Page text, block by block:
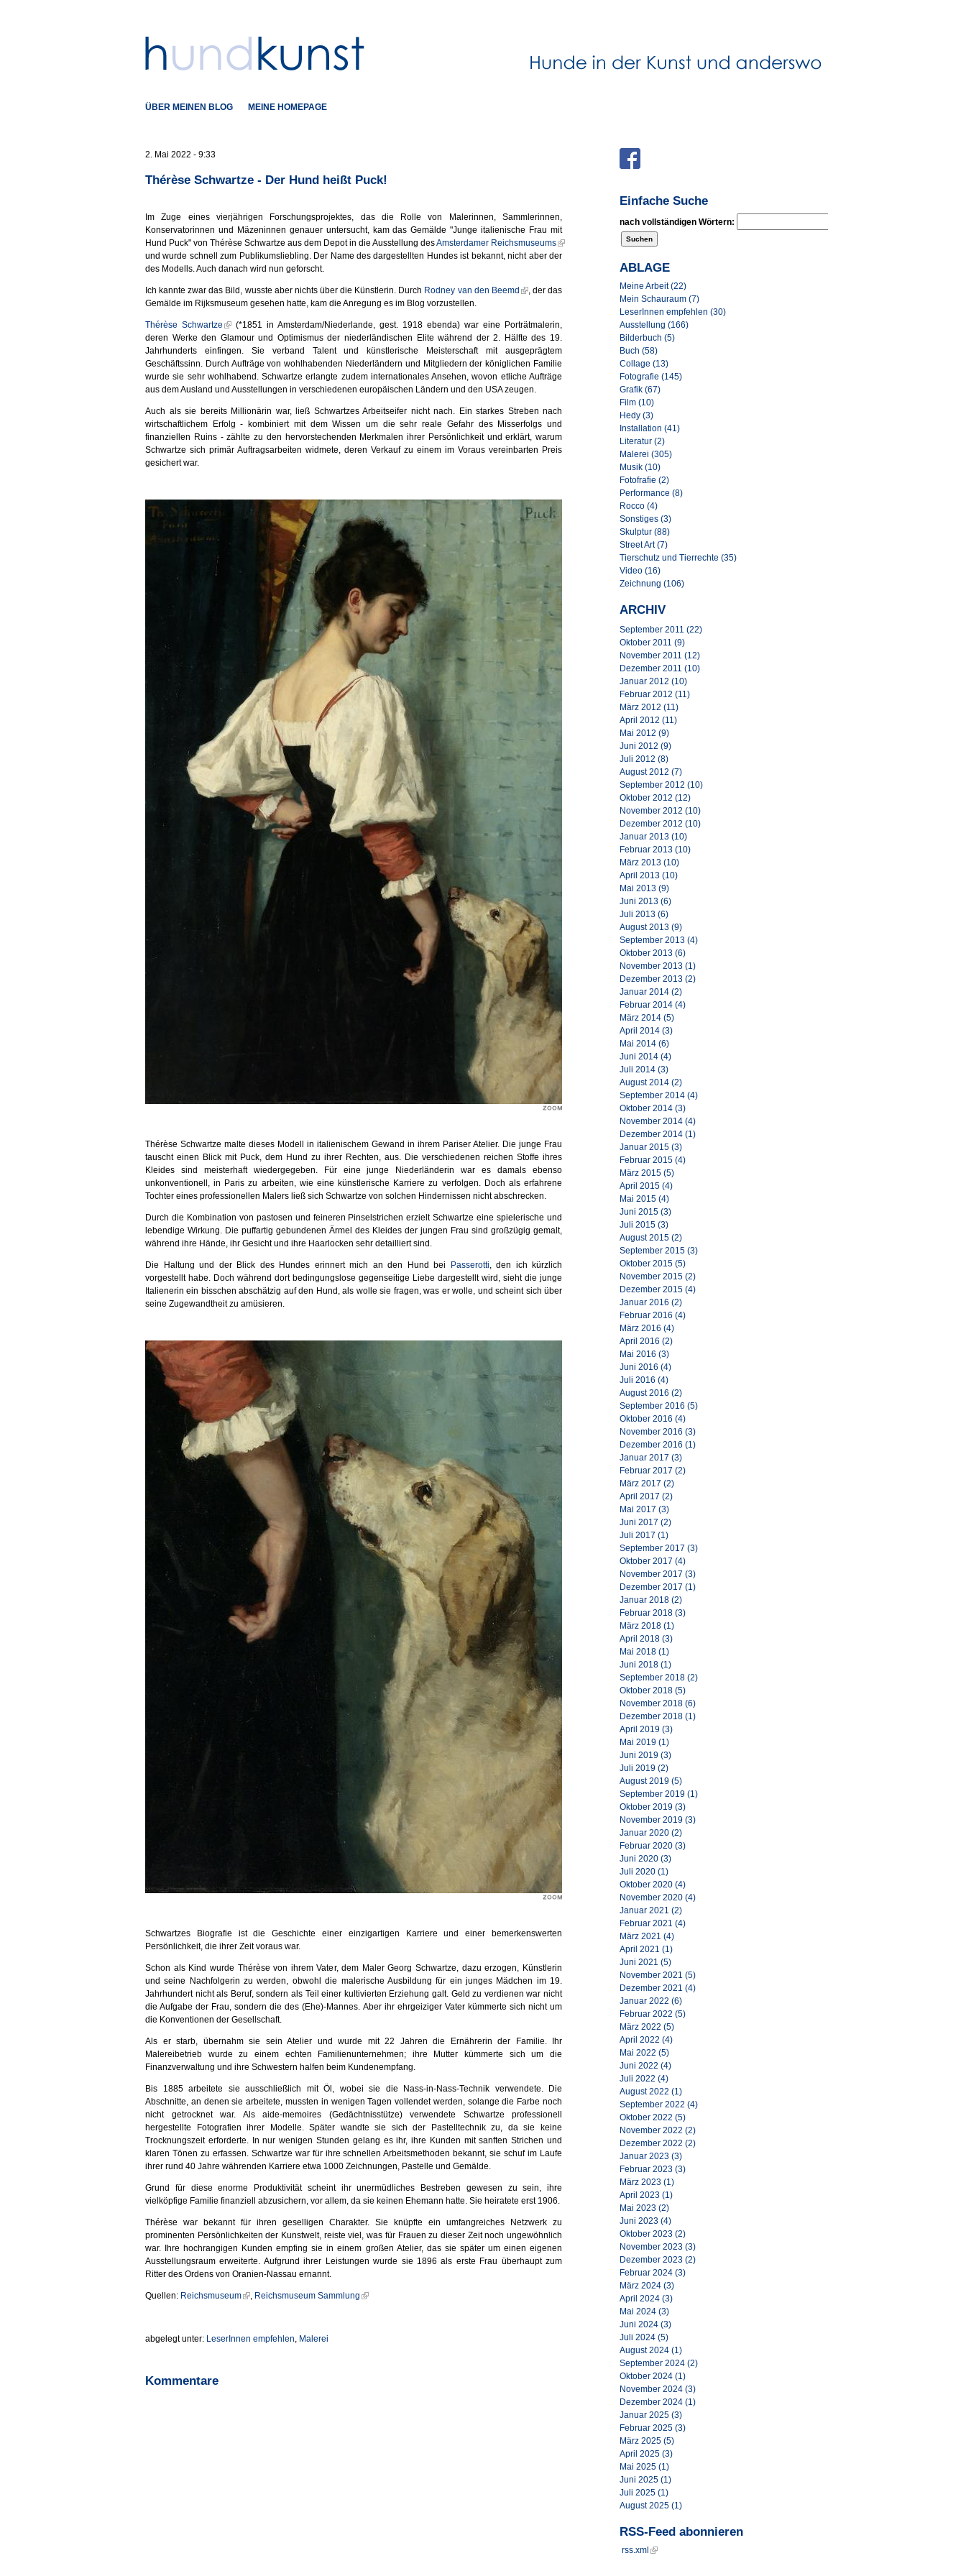
ÜBER MEINEN BLOG MEINE HOMEPAGE
2. Mai 2022 - 9:33
Thérèse Schwartze - Der Hund heißt Puck!
Im Zuge eines vierjährigen Forschungsprojektes, das die Rolle von Malerinnen, Sammlerinnen,
Konservatorinnen und Mäzeninnen genauer untersucht, kam das Gemälde "Junge italienische Frau mit
Hund Puck" von Thérèse Schwartze aus dem Depot in die Ausstellung desAmsterdamer Reichsmuseums
und wurde schnell zum Publikumsliebling. Der Name des dargestellten Hundes ist bekannt, nicht aber der
des Modells. Auch danach wird nun geforscht.
Ich kannte zwar das Bild, wusste aber nichts über die Künstlerin. Durch Rodney van den Beemd
, der das
Gemälde im Rijksmuseum gesehen hatte, kam die Anregung es im Blog vorzustellen.
Thérèse Schwartze
(*1851 in Amsterdam/Niederlande, gest. 1918 ebenda) war eine Porträtmalerin,
deren Werke den Glamour und Optimismus der niederländischen Elite während der 2. Hälfte des 19.
Jahrhunderts einfingen. Sie verband Talent und künstlerische Meisterschaft mit ausgeprägtem
Geschäftssinn. Durch Aufträge von wohlhabenden Niederländern und Mitgliedern der königlichen Familie
wurde sie sehr wohlhabend. Schwartze erlangte zudem internationales Ansehen, wovon etliche Aufträge
aus dem Ausland und Ausstellungen in verschiedenen europäischen Ländern und den USA zeugen.
Auch als sie bereits Millionärin war, ließ Schwartzes Arbeitseifer nicht nach. Ein starkes Streben nach
wirtschaftlichem Erfolg - kombiniert mit dem Wissen um die sehr reale Gefahr des Misserfolgs und
finanziellen Ruins - zählte zu den hervorstechenden Merkmalen ihrer Persönlichkeit und erklärt, warum
Schwartze sich primär Auftragsarbeiten widmete, deren Verkauf zu einem im Voraus vereinbarten Preis
gesichert war.
Thérèse Schwartze malte dieses Modell in italienischem Gewand in ihrem Pariser Atelier. Die junge Frau
tauscht einen Blick mit Puck, dem Hund zu ihrer Rechten, aus. Die verschiedenen reichen Stoffe ihres
Kleides sind meisterhaft wiedergegeben. Für eine junge Niederländerin war es damals ebenso
unkonventionell, in Paris zu arbeiten, wie eine künstlerische Karriere zu verfolgen. Doch als erfahrene
Tochter eines professionellen Malers ließ sich Schwartze von solchen Hindernissen nicht abschrecken.
Durch die Kombination von pastosen und feineren Pinselstrichen erzielt Schwartze eine spielerische und
lebendige Wirkung. Die puffartig gebundenen Ärmel des Kleides der jungen Frau sind großzügig gemalt,
während ihre Hände, ihr Gesicht und ihre Haarlocken sehr detailliert sind.
Die Haltung und der Blick des Hundes erinnert mich an den Hund bei Passerotti, den ich kürzlich
vorgestellt habe. Doch während dort bedingungslose gegenseitige Liebe dargestellt wird, sieht die junge
Italienerin ein bisschen abschätzig auf den Hund, als wolle sie fragen, was er wolle, und scheint sich über
seine Zugewandtheit zu amüsieren.
Schwartzes Biografie ist die Geschichte einer einzigartigen Karriere und einer bemerkenswerten
Persönlichkeit, die ihrer Zeit voraus war.
Schon als Kind wurde Thérèse von ihrem Vater, dem Maler Georg Schwartze, dazu erzogen, Künstlerin
und seine Nachfolgerin zu werden, obwohl die malerische Ausbildung für ein junges Mädchen im 19.
Jahrhundert nicht als Beruf, sondern als Teil einer kultivierten Erziehung galt. Geld zu verdienen war nicht
die Aufgabe der Frau, sondern die des (Ehe)-Mannes. Aber ihr ehrgeiziger Vater kümmerte sich nicht um
die Konventionen der Gesellschaft.
Als er starb, übernahm sie sein Atelier und wurde mit 22 Jahren die Ernährerin der Familie. Ihr
Malereibetrieb wurde zu einem echten Familienunternehmen; ihre Mutter kümmerte sich um die
Finanzverwaltung und ihre Schwestern halfen beim Kundenempfang.
Bis 1885 arbeitete sie ausschließlich mit Öl, wobei sie die Nass-in-Nass-Technik verwendete. Die
Abschnitte, an denen sie arbeitete, mussten in wenigen Tagen vollendet werden, solange die Farbe noch
nicht getrocknet war. Als aide-memoires (Gedächtnisstütze) verwendete Schwartze professionell
hergestellte Fotografien ihrer Modelle. Später wandte sie sich der Pastelltechnik zu, da sie keine
Trocknungszeit erforderte. In nur wenigen Stunden gelang es ihr, ihre Kunden mit sanften Strichen und
klaren Tönen zu erfassen. Schwartze war für ihre schnellen Arbeitsmethoden bekannt, sie schuf im Laufe
ihrer rund 40 Jahre währenden Karriere etwa 1000 Zeichnungen, Pastelle und Gemälde.
Grund für diese enorme Produktivität scheint ihr unermüdliches Bestreben gewesen zu sein, ihre
vielköpfige Familie finanziell abzusichern, vor allem, da sie keinen Ehemann hatte. Sie heiratete erst 1906.
Thérèse war bekannt für ihren geselligen Charakter. Sie knüpfte ein umfangreiches Netzwerk zu
prominenten Persönlichkeiten der Kunstwelt, reiste viel, was für Frauen zu dieser Zeit noch ungewöhnlich
war. Ihre hochrangigen Kunden empfing sie in einem großen Atelier, das sie später um einen eigenen
Ausstellungsraum erweiterte. Aufgrund ihrer Leistungen wurde sie 1896 als erste Frau überhaupt zum
Ritter des Ordens von Oranien-Nassau ernannt.
Quellen: Reichsmuseum , Reichsmuseum Sammlung
abgelegt unter: LeserInnen empfehlen, Malerei
Kommentare
Einfache Suche
nach vollständigen Wörtern:
ABLAGE
Meine Arbeit (22)
Mein Schauraum (7)
LeserInnen empfehlen (30)
Ausstellung (166)
Bilderbuch (5)
Buch (58)
Collage (13)
Fotografie (145)
Grafik (67)
Film (10)
Hedy (3)
Installation (41)
Literatur (2)
Malerei (305)
Musik (10)
Fotofrafie (2)
Performance (8)
Rocco (4)
Sonstiges (3)
Skulptur (88)
Street Art (7)
Tierschutz und Tierrechte (35)
Video (16)
Zeichnung (106)
ARCHIV
September 2011 (22)
Oktober 2011 (9)
November 2011 (12)
Dezember 2011 (10)
Januar 2012 (10)
Februar 2012 (11)
März 2012 (11)
April 2012 (11)
Mai 2012 (9)
Juni 2012 (9)
Juli 2012 (8)
August 2012 (7)
September 2012 (10)
Oktober 2012 (12)
November 2012 (10)
Dezember 2012 (10)
Januar 2013 (10)
Februar 2013 (10)
März 2013 (10)
April 2013 (10)
Mai 2013 (9)
Juni 2013 (6)
Juli 2013 (6)
August 2013 (9)
September 2013 (4)
Oktober 2013 (6)
November 2013 (1)
Dezember 2013 (2)
Januar 2014 (2)
Februar 2014 (4)
März 2014 (5)
April 2014 (3)
Mai 2014 (6)
Juni 2014 (4)
Juli 2014 (3)
August 2014 (2)
September 2014 (4)
Oktober 2014 (3)
November 2014 (4)
Dezember 2014 (1)
Januar 2015 (3)
Februar 2015 (4)
März 2015 (5)
April 2015 (4)
Mai 2015 (4)
Juni 2015 (3)
Juli 2015 (3)
August 2015 (2)
September 2015 (3)
Oktober 2015 (5)
November 2015 (2)
Dezember 2015 (4)
Januar 2016 (2)
Februar 2016 (4)
März 2016 (4)
April 2016 (2)
Mai 2016 (3)
Juni 2016 (4)
Juli 2016 (4)
August 2016 (2)
September 2016 (5)
Oktober 2016 (4)
November 2016 (3)
Dezember 2016 (1)
Januar 2017 (3)
Februar 2017 (2)
März 2017 (2)
April 2017 (2)
Mai 2017 (3)
Juni 2017 (2)
Juli 2017 (1)
September 2017 (3)
Oktober 2017 (4)
November 2017 (3)
Dezember 2017 (1)
Januar 2018 (2)
Februar 2018 (3)
März 2018 (1)
April 2018 (3)
Mai 2018 (1)
Juni 2018 (1)
September 2018 (2)
Oktober 2018 (5)
November 2018 (6)
Dezember 2018 (1)
April 2019 (3)
Mai 2019 (1)
Juni 2019 (3)
Juli 2019 (2)
August 2019 (5)
September 2019 (1)
Oktober 2019 (3)
November 2019 (3)
Januar 2020 (2)
Februar 2020 (3)
Juni 2020 (3)
Juli 2020 (1)
Oktober 2020 (4)
November 2020 (4)
Januar 2021 (2)
Februar 2021 (4)
März 2021 (4)
April 2021 (1)
Juni 2021 (5)
November 2021 (5)
Dezember 2021 (4)
Januar 2022 (6)
Februar 2022 (5)
März 2022 (5)
April 2022 (4)
Mai 2022 (5)
Juni 2022 (4)
Juli 2022 (4)
August 2022 (1)
September 2022 (4)
Oktober 2022 (5)
November 2022 (2)
Dezember 2022 (2)
Januar 2023 (3)
Februar 2023 (3)
März 2023 (1)
April 2023 (1)
Mai 2023 (2)
Juni 2023 (4)
Oktober 2023 (2)
November 2023 (3)
Dezember 2023 (2)
Februar 2024 (3)
März 2024 (3)
April 2024 (3)
Mai 2024 (3)
Juni 2024 (3)
Juli 2024 (5)
August 2024 (1)
September 2024 (2)
Oktober 2024 (1)
November 2024 (3)
Dezember 2024 (1)
Januar 2025 (3)
Februar 2025 (3)
März 2025 (5)
April 2025 (3)
Mai 2025 (1)
Juni 2025 (1)
Juli 2025 (1)
August 2025 (1)
RSS-Feed abonnieren
rss.xml